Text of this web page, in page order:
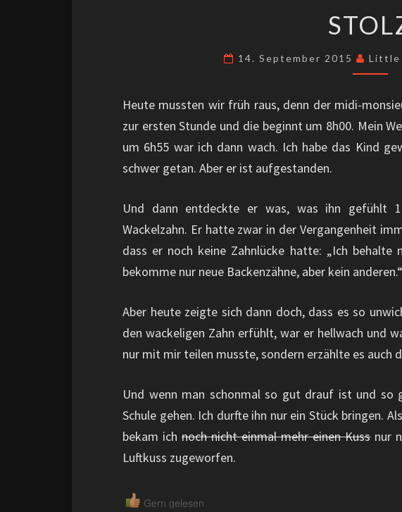
14. September 2015 Little
Heute mussten wir früh raus, denn der midi-
zur ersten Stunde und die beginnt um 8h00. Mein
um 6h55 war ich dann wach. Ich habe das Kind
schwer getan. Aber er ist aufgestanden.
Und dann entdeckte er was, was ihn gefühlt
Wackelzahn. Er hatte zwar in der Vergangenheit
dass er noch keine Zahnlücke hatte: „Ich behalte
bekomme nur neue Backenzähne, aber kein anderen.“
Aber heute zeigte sich dann doch, dass es so
den wackeligen Zahn erfühlt, war er hellwach und
nur mit mir teilen musste, sondern erzählte es auch
Und wenn man schonmal so gut drauf ist und so
Schule gehen. Ich durfte ihn nur ein Stück bringen.
bekam ichnoch nicht einmal mehr einen Kussnur
Luftkuss zugeworfen.
Gern gelesen